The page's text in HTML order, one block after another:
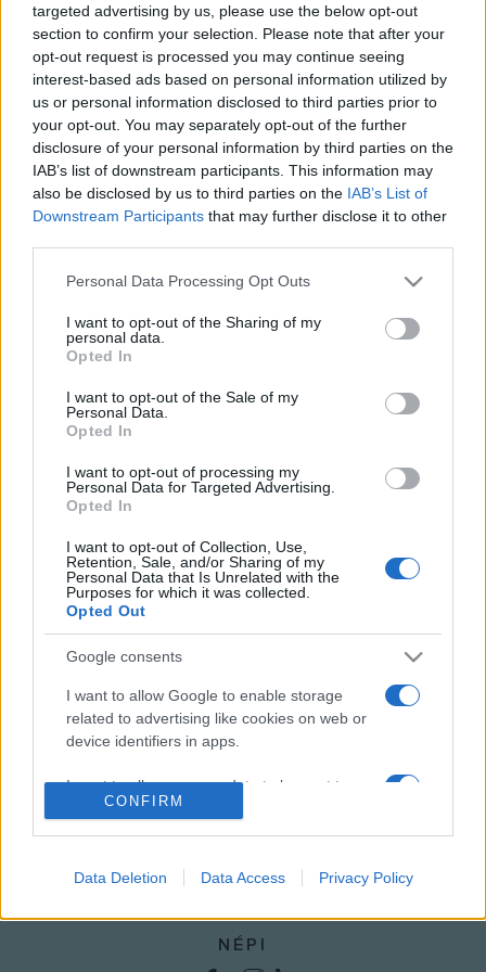
targeted advertising by us, please use the below opt-out
section to confirm your selection. Please note that after your
opt-out request is processed you may continue seeing
interest-based ads based on personal information utilized by
us or personal information disclosed to third parties prior to
your opt-out. You may separately opt-out of the further
disclosure of your personal information by third parties on the
IAB’s list of downstream participants. This information may
also be disclosed by us to third parties on the IAB’s List of
Downstream Participants that may further disclose it to other
Please note that this website/app uses one or more Google
not limited to your visit or usage behaviour. You may click to
grant or deny consent to Google and its third-party tags to
use your data for below specified purposes in below Google
consent section.
Personal Data Processing Opt Outs
I want to opt-out of the Sharing of my
personal data.
Opted In
I want to opt-out of the Sale of my
Personal Data.
Opted In
I want to opt-out of processing my
Personal Data for Targeted Advertising.
Opted In
I want to opt-out of Collection, Use,
Retention, Sale, and/or Sharing of my
Personal Data that Is Unrelated with the
Purposes for which it was collected.
Opted Out
Google consents
I want to allow Google to enable storage
related to advertising like cookies on web or
device identifiers in apps.
I want to allow my user data to be sent to
Google for online advertising purposes.
personalized advertising.
I want to allow Google to enable storage
related to analytics like cookies on web or
device identifiers in apps.
CONFIRM
Data Deletion Data Access Privacy Policy
elsősorban a kiállításra, amelynek tagjai szeretnének többet
megtudni Janikovszky Éváról, vagy az iskolai tananyag
keretei között foglalkoznak műveivel, munkásságával, és
ezért egy kicsit más, a könyvekben nem szereplő oldaláról
is szeretnék megismerni őt. Az iskolás csoportokat
foglalkoztatófüzettel várják a kiállításon, hogy a látottakat a
füzetben szereplő kérdések alapján rendszerezhessék. A
anyagot készítenek. 2013 során szeretnék a kiállítást az
ország több könyvtárában, művelődési házában is
bemutatni.
(Forrás: Felelős Szülők Iskolája)
(Fotó: kotvefuzve.postr.hu)
PROGRAM
NÉPI